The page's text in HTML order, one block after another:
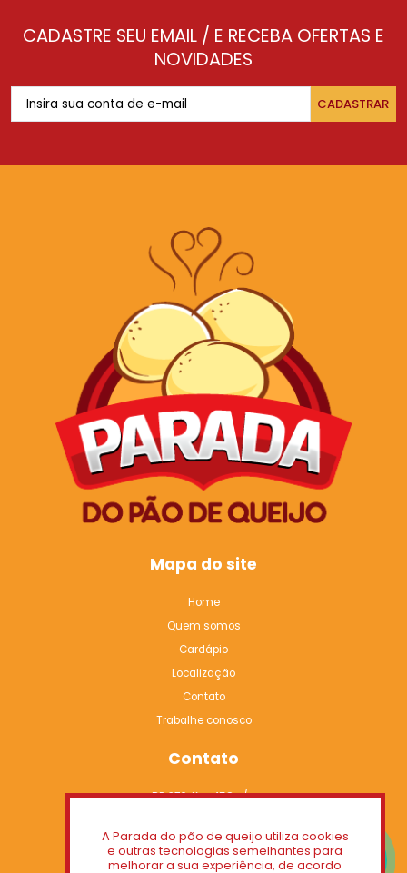
CADASTRE SEU EMAIL / E RECEBA OFERTAS E
NOVIDADES
CADASTRAR
Mapa do site
Home
Quem somos
Cardápio
Localização
Contato
Trabalhe conosco
Contato
BR 376, Km 458 s/n
CEP 84300-000
(42) 98834-2047
A Parada do pão de queijo utiliza cookies
e outras tecnologias semelhantes para
melhorar a sua experiência, de acordo